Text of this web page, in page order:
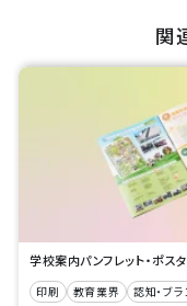
関
学校案内パンフレット・ポス
印刷 教育業界 認知・ブ